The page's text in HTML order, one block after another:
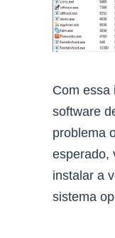
Com essa
software
problema
esperado,
instalar a
sistema